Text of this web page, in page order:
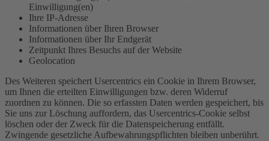
Einwilligung(en)
Ihre IP-Adresse
Informationen über Ihren Browser
Informationen über Ihr Endgerät
Zeitpunkt Ihres Besuchs auf der Website
Geolocation
Des Weiteren speichert Usercentrics ein Cookie in Ihrem Browser,
um Ihnen die erteilten Einwilligungen bzw. deren Widerruf
zuordnen zu können. Die so erfassten Daten werden gespeichert, bis
Sie uns zur Löschung auffordern, das Usercentrics-Cookie selbst
löschen oder der Zweck für die Datenspeicherung entfällt.
Zwingende gesetzliche Aufbewahrungspflichten bleiben unberührt.